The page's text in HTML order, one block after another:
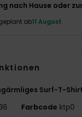
nach Hause oder
ab11 August
Surf-T-
Farbcode ktp0